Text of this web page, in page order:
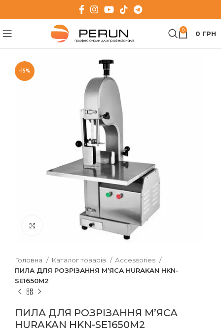
0 0 ГРН
-15%
Клацніть, щоб збільшити
Головна Каталог товарів
Accessories
ПИЛА ДЛЯ РОЗРІЗАННЯ М’ЯСА HURAKAN HKN-
SE1650M2
ПИЛА ДЛЯ РОЗРІЗАННЯ М’ЯСА
HURAKAN HKN-SE1650M2